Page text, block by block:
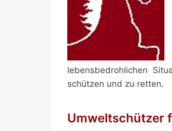
lebensbedrohlichen
schützen und zu retten.
Umweltschützer